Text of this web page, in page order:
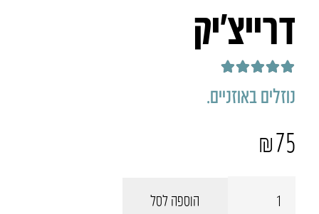
​דרייצ’יק
נוזלים באוזניים.
₪75
הוספה לסל